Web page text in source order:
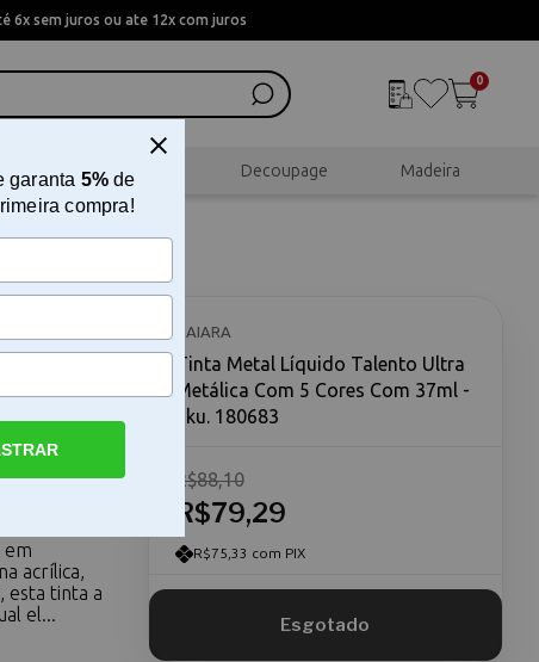
6x sem juros ou ate 12x com juros
0
Scrapbook Decoupage Madeira
5 Cores
em
acrílica,
esta tinta a
el...
DAIARA
Tinta Metal Líquido Talento Ultra
Metálica Com 5 Cores Com 37ml -
Sku. 180683
R$79,29
R$88,10
R$75,33 com PIX
garanta 5%de
compra!